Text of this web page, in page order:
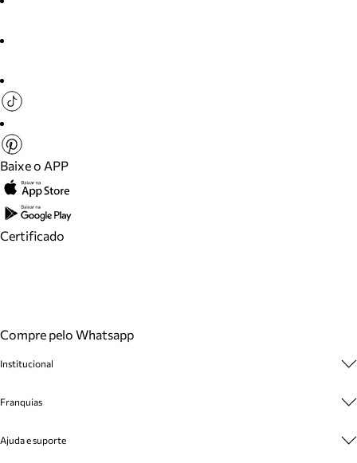
Baixe o APP
Certificado
Compre pelo Whatsapp
Institucional
Cashback
Venda Corporativa
Franquias
Plano de Negócio
Ajuda e suporte